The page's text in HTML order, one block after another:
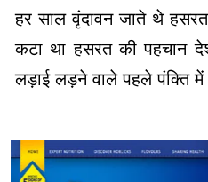
हर साल वृंदावन जाते थे
कटा था हसरत की पहचान
लड़ाई लड़ने वाले पहले पंक्ति में